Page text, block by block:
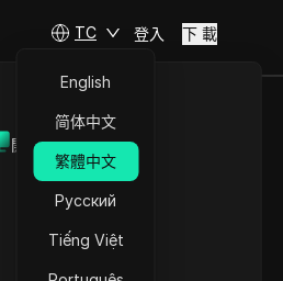
開放API
TC
English
简体中文
繁體中文
Русский
Tiếng Việt
登入 下 載